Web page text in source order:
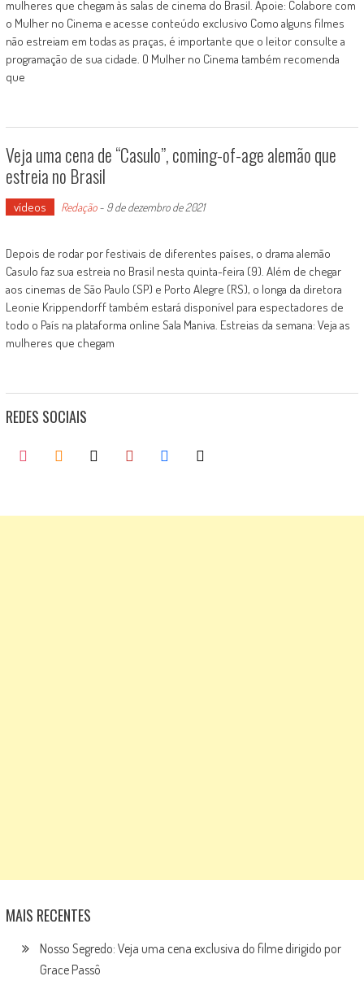
mulheres que chegam às salas de cinema do Brasil. Apoie: Colabore com
o Mulher no Cinema e acesse conteúdo exclusivo Como alguns filmes
não estreiam em todas as praças, é importante que o leitor consulte a
programação de sua cidade. O Mulher no Cinema também recomenda
que
Veja uma cena de “Casulo”, coming-of-age alemão que
estreia no Brasil
vídeos Redação- 9 de dezembro de 2021
Depois de rodar por festivais de diferentes países, o drama alemão
Casulo faz sua estreia no Brasil nesta quinta-feira (9). Além de chegar
aos cinemas de São Paulo (SP) e Porto Alegre (RS), o longa da diretora
Leonie Krippendorff também estará disponível para espectadores de
todo o País na plataforma online Sala Maniva. Estreias da semana: Veja as
mulheres que chegam
REDES SOCIAIS
MAIS RECENTES
Nosso Segredo: Veja uma cena exclusiva do filme dirigido por
Grace Passô